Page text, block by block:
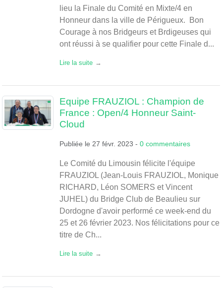
lieu la Finale du Comité en Mixte/4 en
Honneur dans la ville de Périgueux. Bon
Courage à nos Bridgeurs et Brdigeuses qui
ont réussi à se qualifier pour cette Finale d...
Lire la suite
Equipe FRAUZIOL : Champion de
France : Open/4 Honneur Saint-
Cloud
Publiée le 27 févr. 2023 - 0 commentaires
Le Comité du Limousin félicite l'équipe
FRAUZIOL (Jean-Louis FRAUZIOL, Monique
RICHARD, Léon SOMERS et Vincent
JUHEL) du Bridge Club de Beaulieu sur
Dordogne d'avoir performé ce week-end du
25 et 26 février 2023. Nos félicitations pour ce
titre de Ch...
Lire la suite